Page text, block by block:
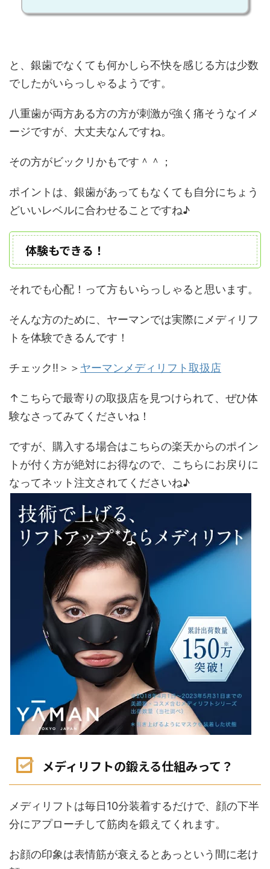
と、銀歯でなくても何かしら不快を感じる方は少数
でしたがいらっしゃるようです。
八重歯が両方ある方の方が刺激が強く痛そうなイメ
ージですが、大丈夫なんですね。
その方がビックリかもです＾＾；
ポイントは、 銀歯があってもなくても自分にちょう
どいいレベルに合わせること ですね♪
体験もできる！
それでも心配！って方もいらっしゃると思います。
そんな方のために、ヤーマンでは実際に メディリフ
トを体験できるんです！
チェック‼＞＞ ヤーマンメディリフト取扱店
↑こちらで最寄りの取扱店を見つけられて、ぜひ体
験なさってみてくださいね！
ですが、 購入する場合はこちらの楽天からのポイン
トが付く方が絶対にお得なので、こちらにお戻りに
なってネット注文されてくださいね♪
メディリフトの鍛える仕組みって？
メディリフトは毎日10分装着するだけで、 顔の下半
分にアプローチ して筋肉を鍛えてくれます。
お顔の印象は表情筋が衰えるとあっという間に老け